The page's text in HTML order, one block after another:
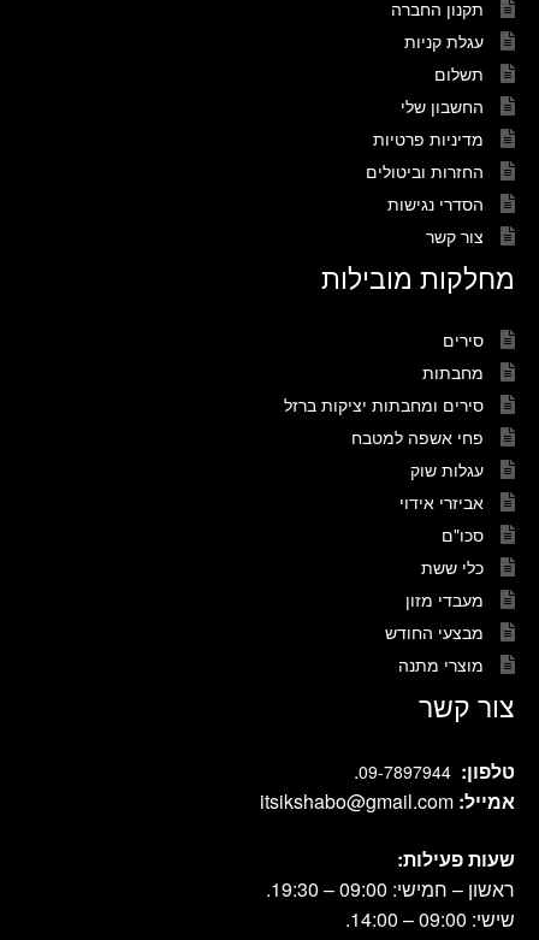
תקנון החברה
עגלת קניות
תשלום
החשבון שלי
מדיניות פרטיות
החזרות וביטולים
הסדרי נגישות
צור קשר
מחלקות מובילות
סירים
מחבתות
סירים ומחבתות יציקות ברזל
פחי אשפה למטבח
עגלות שוק
אביזרי אידוי
סכו"ם
כלי ששת
מעבדי מזון
מבצעי החודש
מוצרי מתנה
צור קשר
טלפון: 09-7897944
.
אמייל: itsikshabo@gmail.com
שעות פעילות:
ראשון – חמישי: 09:00 – 19:30.
שישי: 09:00 – 14:00.